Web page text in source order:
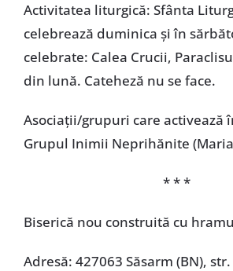
Activitatea liturgică: Sfânta
celebrează duminica și în
celebrate: Calea Crucii,
din lună. Cateheză nu se face.
Asociaţii/grupuri care activează
Grupul Inimii Neprihănite
* * *
Biserică nou construită cu
Adresă: 427063 Săsarm (BN),